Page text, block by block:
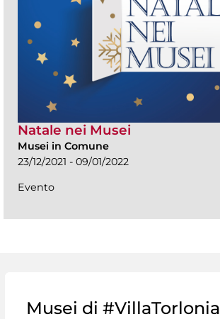
Natale nei Musei
Musei in Comune
23/12/2021 - 09/01/2022
Evento
Musei di #VillaTorlonia